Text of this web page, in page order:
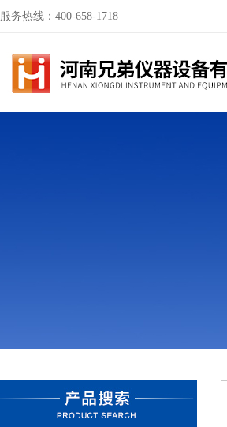
服务热线：400-658-1718